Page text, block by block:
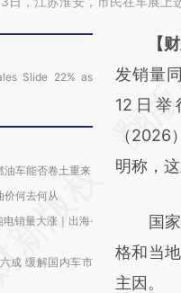
Slide 22% as
油车能否卷土重来
价何去何从
销量大涨｜出海·
成 缓解国内车市
请务必
AI
[https://
而成，
比对和
【
发销量
12日举
（2026
明称，
国家
格和当
主因。